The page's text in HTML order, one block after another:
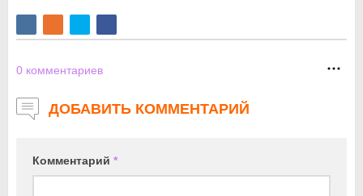
0 комментариев
ДОБАВИТЬ КОММЕНТАРИЙ
Комментарий *